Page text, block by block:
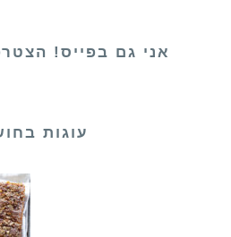
אני גם בפייס!
עוגות